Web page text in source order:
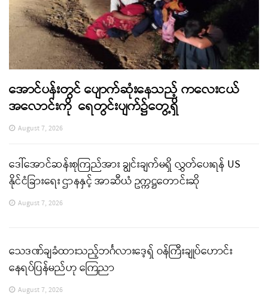
အောင်ပန်းတွင် ပျောက်ဆုံးနေသည့် ကလေးငယ်
အလောင်းကို ရေတွင်းပျက်၌တွေ့ရှိ
August 7, 2026
ဒေါ်အောင်ဆန်းစုကြည်အား ချွင်းချက်မရှိ လွှတ်ပေးရန် US
နိုင်ငံခြားရေး ဌာနနှင့် အာဆီယံ ဥက္ကဋ္ဌတောင်းဆို
August 7, 2026
သေဒဏ်ချခံထားသည့်ဘင်္ဂလားဒေ့ရှ် ဝန်ကြီးချုပ်ဟောင်း
နေရပ်ပြန်မည်ဟု ကြေညာ
August 7, 2026